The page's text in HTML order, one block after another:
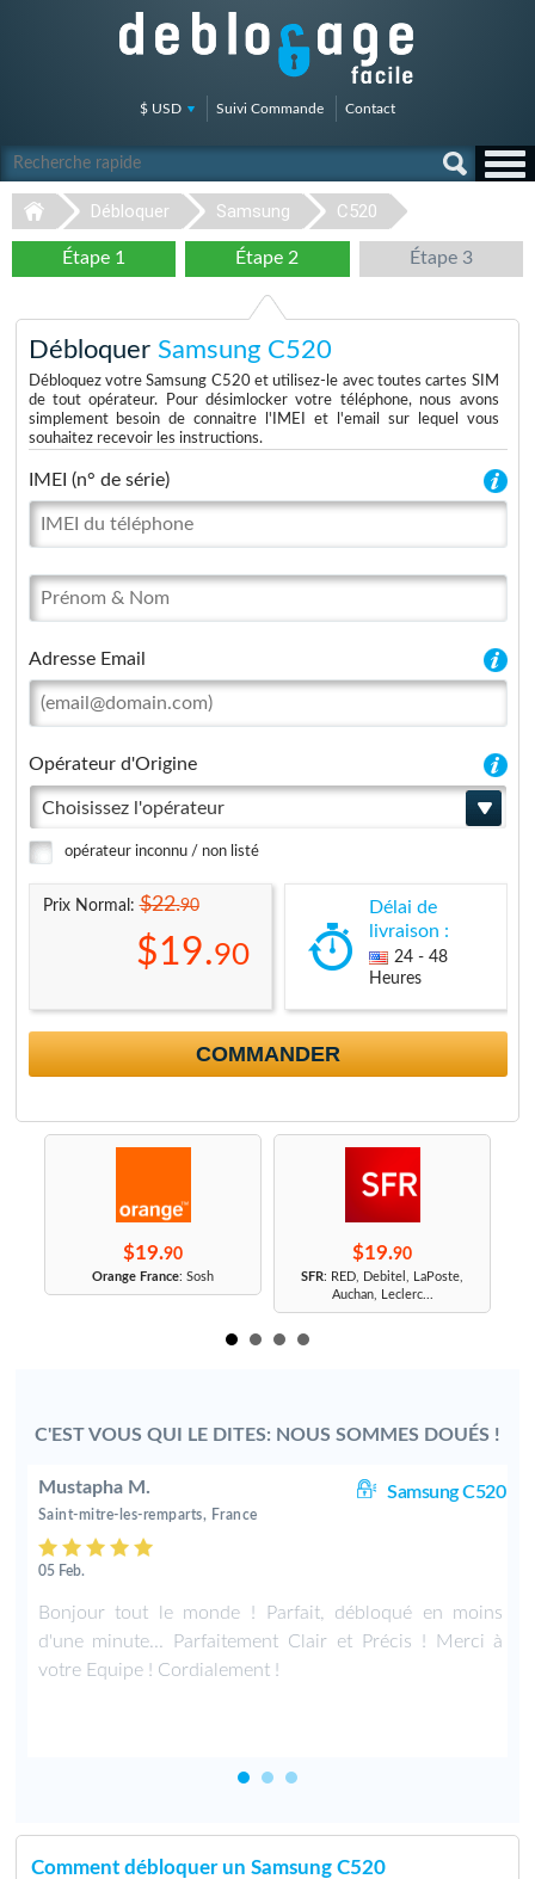
$ USD Suivi Commande Contact
Débloquer Samsung C520
Étape 1 Étape 2 Étape 3
Débloquer Samsung C520
Débloquez votre Samsung C520 et utilisez-le avec toutes cartes SIM
de tout opérateur. Pour désimlocker votre téléphone, nous avons
simplement besoin de connaitre l'IMEI et l'email sur lequel vous
souhaitez recevoir les instructions.
IMEI (n° de série)
Adresse Email
Opérateur d'Origine
Choisissez l'opérateur
opérateur inconnu / non listé
Prix Normal:$22.90
$19.90
Délai de
livraison :
24 - 48
Heures
COMMANDER
$19.90
Orange France: Sosh
$19.90
SFR: RED, Debitel, LaPoste,
Auchan, Leclerc...
C'EST VOUS QUI LE DITES: NOUS SOMMES DOUÉS !
Mustapha M. Samsung C520
Saint-mitre-les-remparts, France
05 Feb.
Bonjour tout le monde ! Parfait, débloqué en moins
d'une minute... Parfaitement Clair et Précis ! Merci à
votre Equipe ! Cordialement !
Comment débloquer un Samsung C520